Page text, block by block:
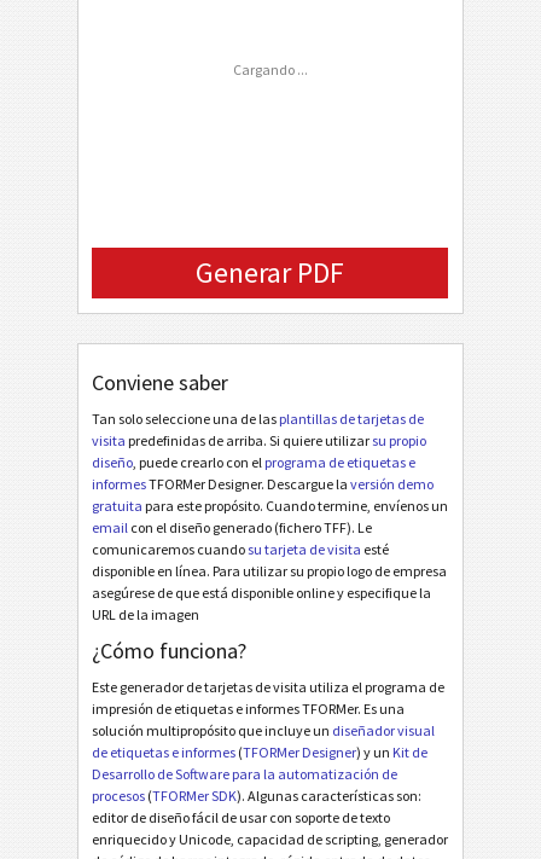
Cargando ...
Generar PDF
Conviene saber
Tan solo seleccione una de las plantillas de tarjetas de
visita predefinidas de arriba. Si quiere utilizar su propio
diseño, puede crearlo con el programa de etiquetas e
informesTFORMer Designer. Descargue la versión demo
gratuita para este propósito. Cuando termine, envíenos un
email con el diseño generado (fichero TFF). Le
comunicaremos cuando su tarjeta de visita esté
disponible en línea. Para utilizar su propio logo de empresa
asegúrese de que está disponible online y especifique la
URL de la imagen
¿Cómo funciona?
Este generador de tarjetas de visita utiliza el programa de
impresión de etiquetas e informes TFORMer. Es una
solución multipropósito que incluye un diseñador visual
de etiquetas e informes (TFORMer Designer) y un Kit de
Desarrollo de Software para la automatización de
procesos (TFORMer SDK). Algunas características son:
editor de diseño fácil de usar con soporte de texto
enriquecido y Unicode, capacidad de scripting, generador